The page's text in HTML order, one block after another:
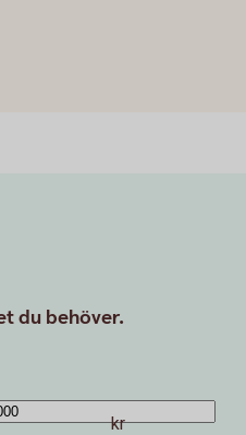
du behöver.
kr